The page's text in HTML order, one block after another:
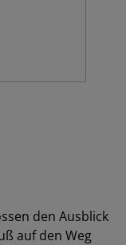
den Ausblick
auf den Weg